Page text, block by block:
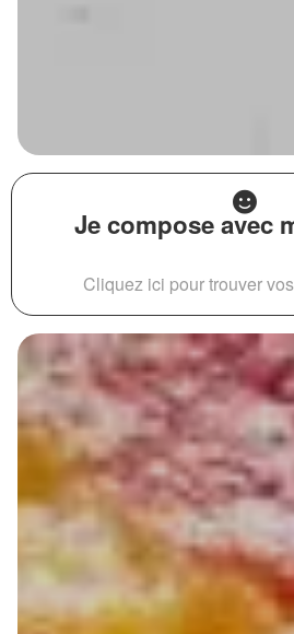
Je compose avec
Cliquez ici pour trouver